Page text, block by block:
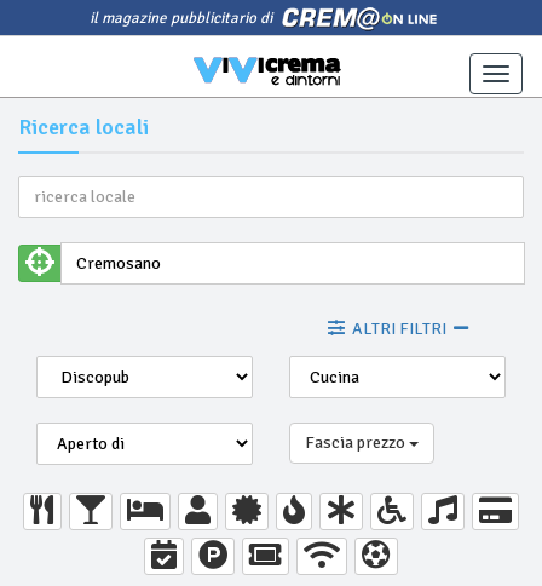
il magazine pubblicitario di
Toggle
Ricerca locali
ALTRI FILTRI
Fascia prezzo